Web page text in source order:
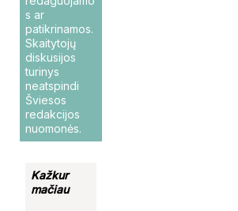
s ar
patikrinamos.
Skaitytojų
diskusijos
turinys
neatspindi
Šviesos
redakcijos
nuomonės.
Kažkur
mačiau